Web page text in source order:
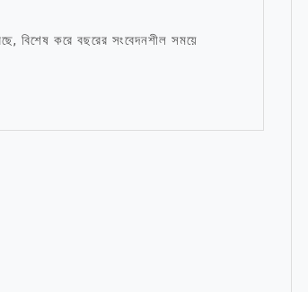
বিশেষ করে বছরের সংবেদনশীল সময়ে